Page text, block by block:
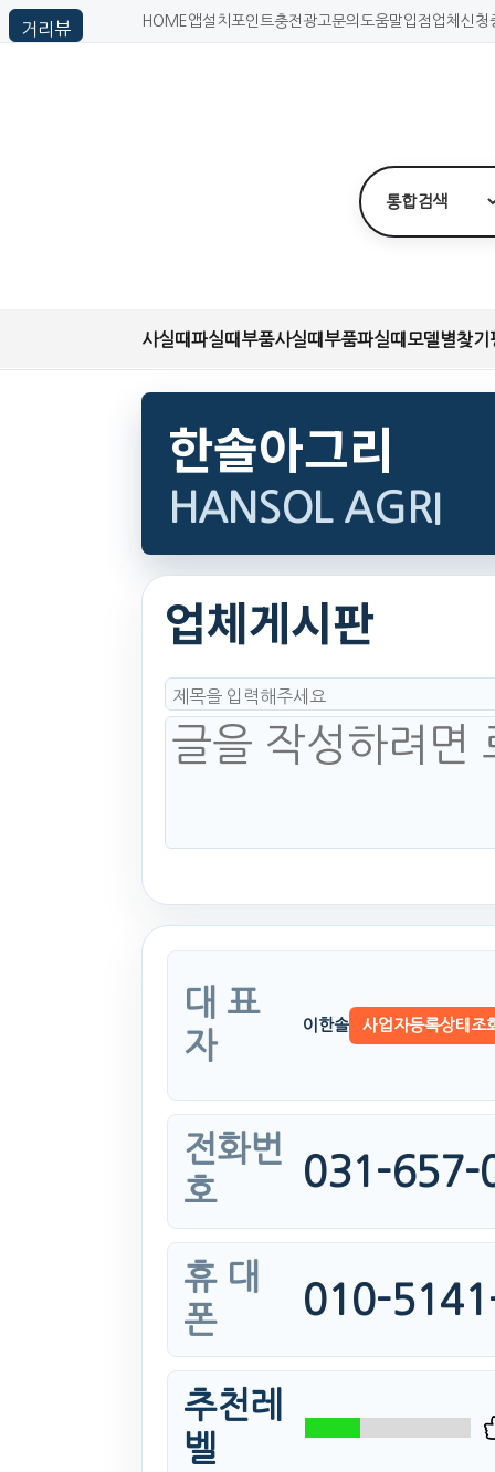
HOME 앱설치 포인트충전 광고문의 도움말입점업체신청
사실때파실때 부품사실때 부품파실때 모델별찾기
한솔아그리
HANSOL AGRI
업체게시판
대 표
자
이한솔 사업자등록상태조
전화번
호
031-657-
휴 대
폰
010-
추천레
벨